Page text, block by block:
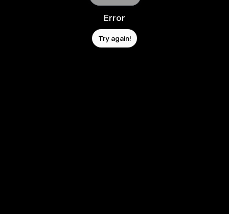
Error
Try again!